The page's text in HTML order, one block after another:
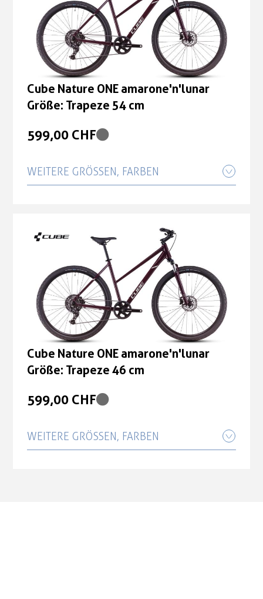
Cube Nature ONE amarone'n'lunar
Größe: Trapeze 54 cm
599,00 CHF
WEITERE GRÖSSEN, FARBEN
599,00 CHF
Cube Nature ONE amarone'n'lunar
Größe: Trapeze 46 cm
599,00 CHF
Cube Nature ONE amarone'n'lunar
Größe: Trapeze 46 cm
599,00 CHF
WEITERE GRÖSSEN, FARBEN